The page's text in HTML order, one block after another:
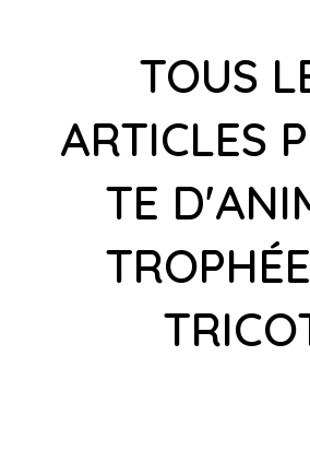
TOUS
ARTICLES
TE